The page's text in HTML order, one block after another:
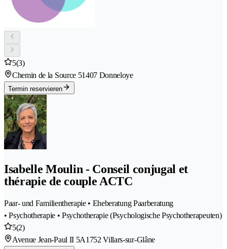
5(3)
Chemin de la Source 51407 Donneloye
Termin reservieren
Isabelle Moulin - Conseil conjugal et
thérapie de couple ACTC
Paar- und Familientherapie • Eheberatung Paarberatung
• Psychotherapie • Psychotherapie (Psychologische Psychotherapeuten)
5(2)
Avenue Jean-Paul II 5A1752 Villars-sur-Glâne